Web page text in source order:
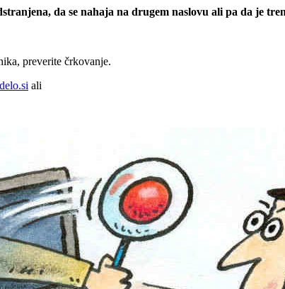
da se nahaja na drugem naslovu ali pa da je
preverite črkovanje.
ali